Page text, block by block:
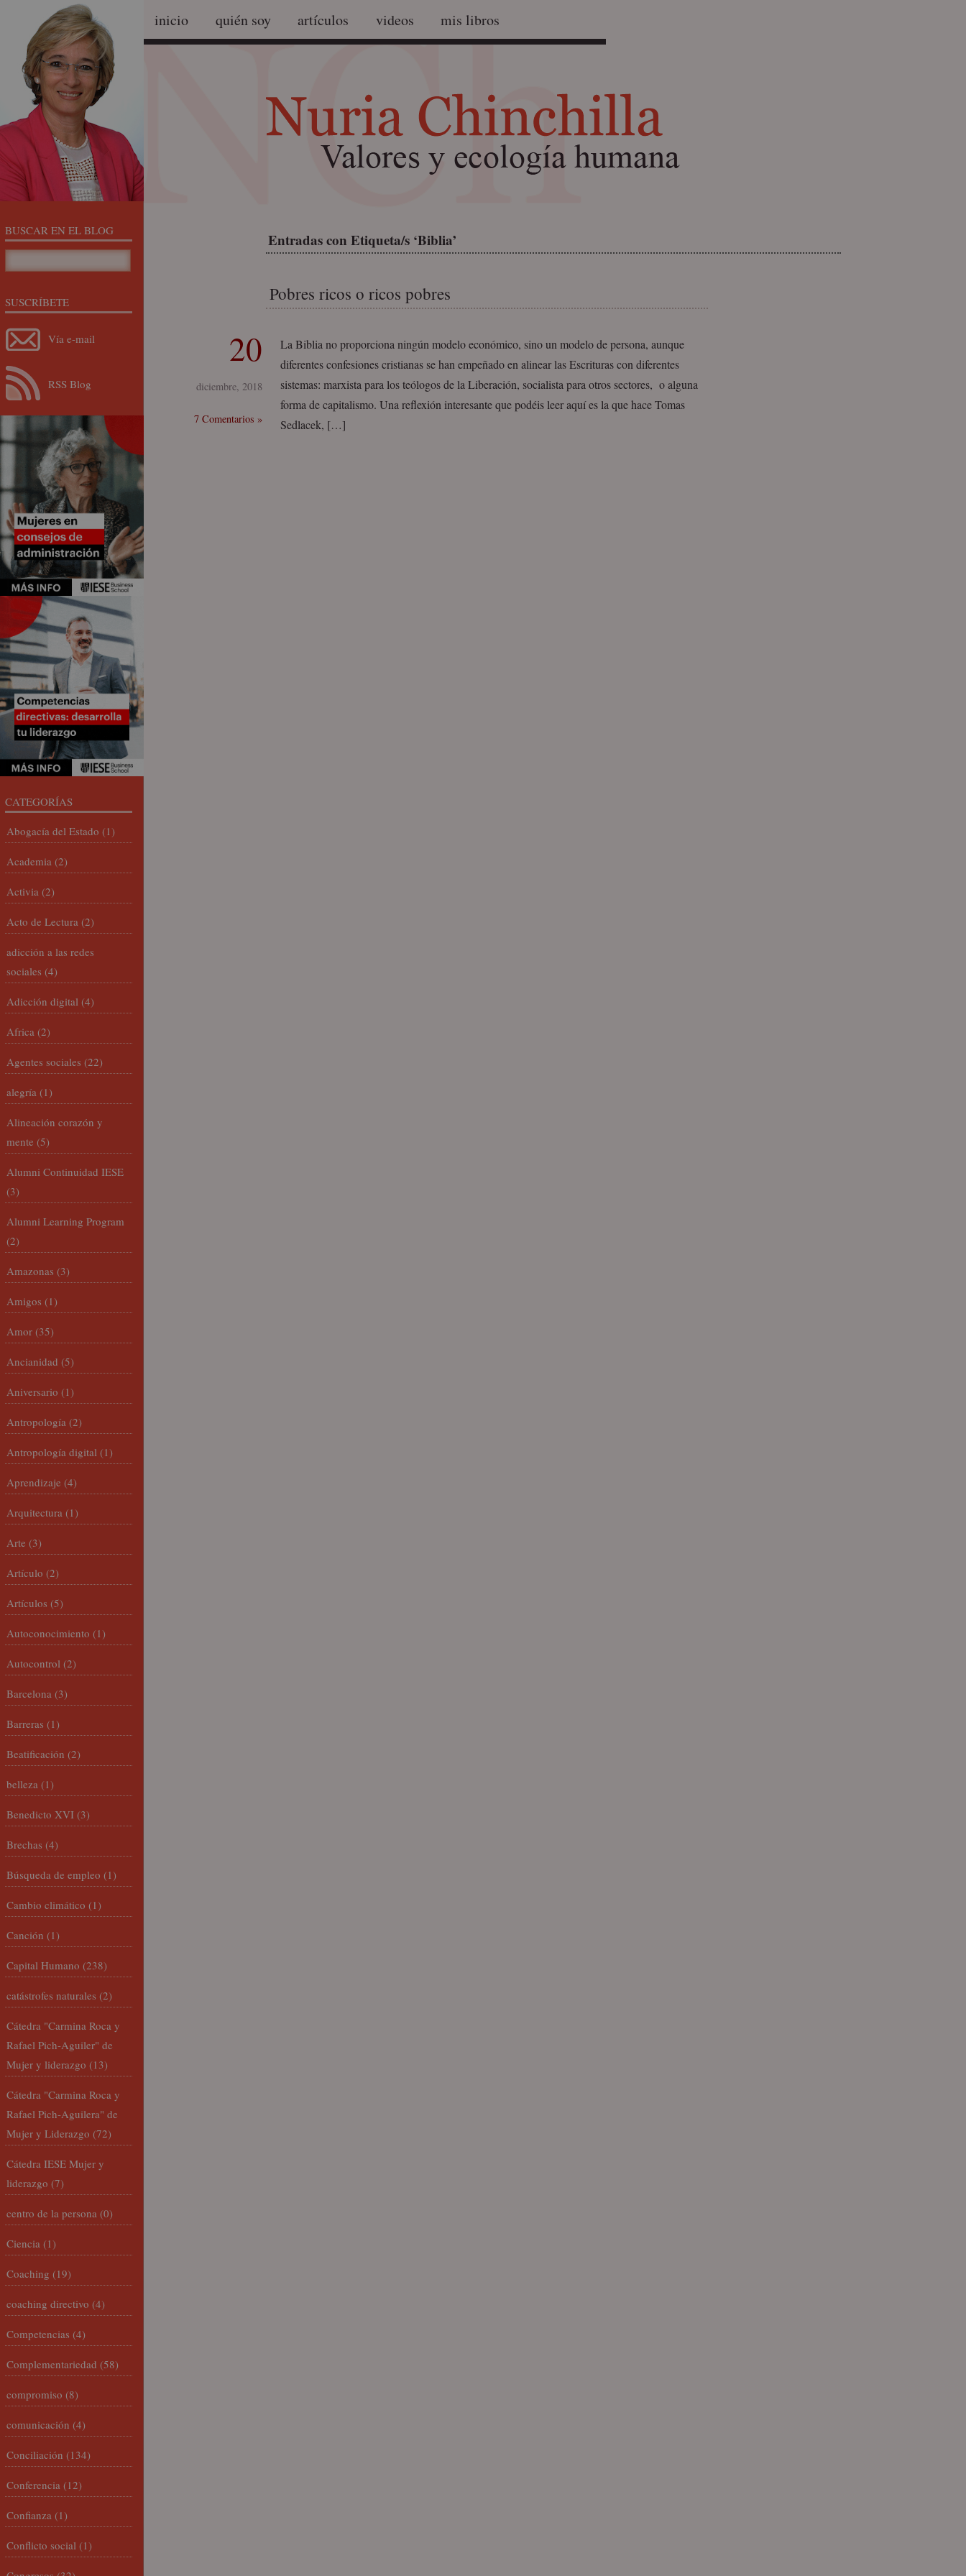
inicio quién soy artículos videos mis libros
Entradas con Etiqueta/s ‘Biblia’
Pobres ricos o ricos pobres
20
diciembre, 2018
7 Comentarios »
La Biblia no proporciona ningún modelo económico, sino un modelo de persona, aunque
diferentes confesiones cristianas se han empeñado en alinear las Escrituras con diferentes
sistemas: marxista para los teólogos de la Liberación, socialista para otros sectores, o alguna
forma de capitalismo. Una reflexión interesante que podéis leer aquí es la que hace Tomas
Sedlacek, […]
BUSCAR EN EL BLOG
SUSCRÍBETE
Vía e-mail
RSS Blog
CATEGORÍAS
Abogacía del Estado (1)
Academia (2)
Activia (2)
Acto de Lectura (2)
adicción a las redes
sociales (4)
Adicción digital (4)
Africa (2)
Agentes sociales (22)
alegría (1)
Alineación corazón y
mente (5)
Alumni Continuidad IESE
(3)
Alumni Learning Program
(2)
Amazonas (3)
Amigos (1)
Amor (35)
Ancianidad (5)
Aniversario (1)
Antropología (2)
Antropología digital (1)
Aprendizaje (4)
Arquitectura (1)
Arte (3)
Artículo (2)
Artículos (5)
Autoconocimiento (1)
Autocontrol (2)
Barcelona (3)
Barreras (1)
Beatificación (2)
belleza (1)
Benedicto XVI (3)
Brechas (4)
Búsqueda de empleo (1)
Cambio climático (1)
Canción (1)
Capital Humano (238)
catástrofes naturales (2)
Cátedra "Carmina Roca y
Rafael Pich-Aguiler" de
Mujer y liderazgo (13)
Cátedra "Carmina Roca y
Rafael Pich-Aguilera" de
Mujer y Liderazgo (72)
Cátedra IESE Mujer y
liderazgo (7)
centro de la persona (0)
Ciencia (1)
Coaching (19)
coaching directivo (4)
Competencias (4)
Complementariedad (58)
compromiso (8)
comunicación (4)
Conciliación (134)
Conferencia (12)
Confianza (1)
Conflicto social (1)